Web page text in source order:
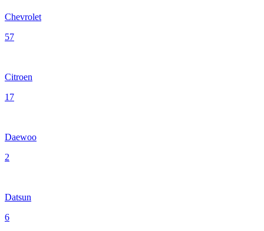
Chevrolet
57
Citroen
17
Daewoo
2
Datsun
6